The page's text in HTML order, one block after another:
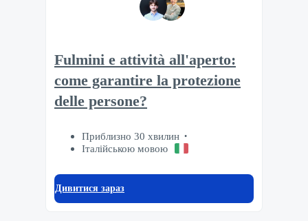
Fulmini e attività all'aperto:
come garantire la protezione
delle persone?
Приблизно 30 хвилин
Італійською мовою
Дивитися зараз